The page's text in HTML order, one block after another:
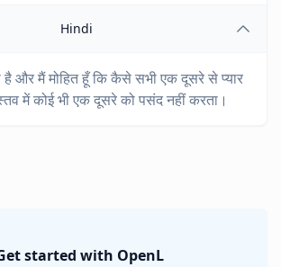
Hindi
और मैं मोहित हूँ कि कैसे सभी एक दूसरे से प्यार
में कोई भी एक दूसरे को पसंद नहीं करता।
started with OpenL